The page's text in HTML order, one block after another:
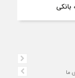
بانکی
ما